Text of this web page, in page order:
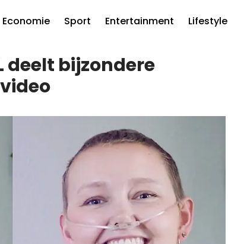
Economie Sport Entertainment Lifestyle
deelt bijzondere